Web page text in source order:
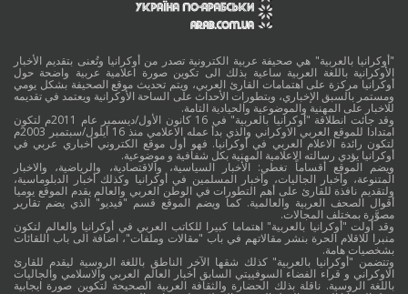
"أوكرانيا بالعربية" هي صحيفة عربية الكترونية تصدر من أوكرانيا وتُعنى بتقديم الأخبار
الأوكرانية باللغة العربية ساعية بذلك الى تكوين صورة اعلامية عربية واضحة حول
أوكرانيا مركزة على اهتمامات القارئ العربي، ويتم تحديث موقع الصحيفة بشكل يومي
ومستمر بالسبق الإخباري، وبتطورات الأحداث على الساحة الأوكرانية ويعتمد في تقديمه
للاخبار على المهنية والموضوعية والحيادية التامة.
وقد جائت انطلاقة "أوكرانيا بالعربية" في 16 كانون الأول/ديسمبر عام 2011م لتكون
امتدادا للموقع العربي الاوكراني والذي بدأ عمله الاعلامي منذ 16 أيلول/سبتمبر 2003م
لتكون رائدة الاعلام العربي في أوكرانيا. فهو أول موقع الكتروني أخباري عربي في
أوكرانيا يؤدي رسالته الاعلامية المهنية بكل شفافية و موضوعية.
ويضم الموقع أقساماً تغطي: الأخبار السياسية، والاقتصادية، والرياضية، والاخبار
المتنوعة، وأخبار الجاليات، وأخبار المسلمين في أوكرانيا وكذلك أخبار الدبلوماسية،
ولتقديم نافذة للقارئ على أهم التطورات في الوطن العربي والعالم يقدم الموقع يوميا
أقوال الصحف العربية والعالمية. كما ويضم الموقع قسم "فيديو" الذي يضم تقارير
مصوَّرة بمختلف المجالات.
وقد أولت "أوكرانيا بالعربية" اهتماما كبيرا للكاتب العربي في أوكرانيا والعالم لتكون
منبرا للاقلام الحرة بنشر مقالاتهم في باب "مقالات وملفات"، اضافة الى باب اللقائات
بشخصيات هامة.
وتتضمن "أوكرانيا بالعربية" كذلك شقها الآخر الناطق باللغة الروسية ليقدم للقارئ
الاوكراني و قراء الفضاء السوفييتي السابق أخبار العالم العربي والاسلامي والجاليات
باللغة الروسية. ناقلة بذلك الحضارة والثقافة العربية الصحيحة لتكوين صورة ايجابية